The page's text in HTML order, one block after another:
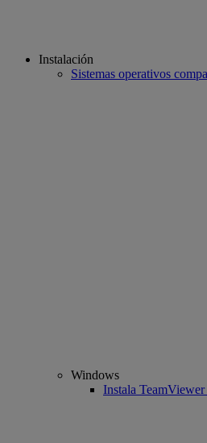
Instalación
Sistemas operativos
Windows
Instala